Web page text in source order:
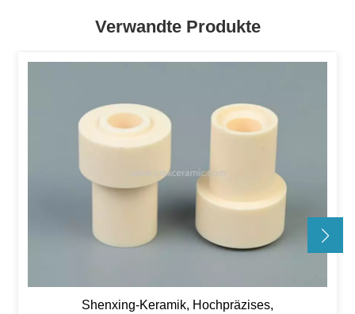
Verwandte Produkte
Shenxing-Keramik, Hochpräzises,